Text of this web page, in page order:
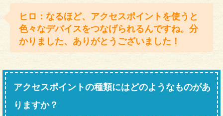
ヒロ：なるほど、アクセスポイントを使うと
色々なデバイスをつなげられるんですね。分
かりました、ありがとうございました！
アクセスポイントの種類にはどのようなものがあ
りますか？